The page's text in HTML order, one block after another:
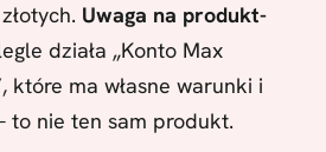
Uwaga na produkt-
działa „Konto Max
które ma własne warunki i
nie ten sam produkt.